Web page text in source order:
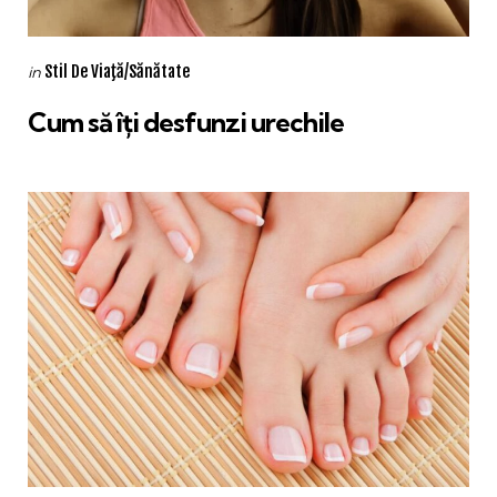
Categories
Posted
in Stil De Viaţă/Sănătate
Cum să îți desfunzi urechile